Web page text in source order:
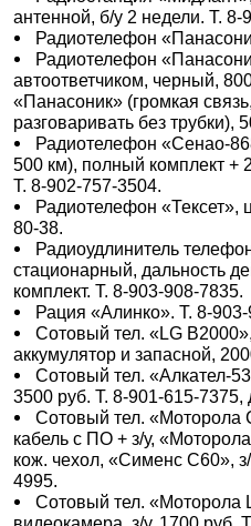
антенной, б/у 2 недели. Т. 8-
Радиотелефон
Радиотелефон
автоответчиком, черный,
«Панасоник» (громкая
разговаривать без трубки),
Радиотелефон «Сенао-
500 км), полный комплект +
Т. 8-902-757-3504.
Радиотелефон «Тексет»,
80-38.
Радиоудлинитель
стационарный, дальность
комплект. Т. 8-903-908-7835.
Рация «Алинко». Т. 8-
Сотовый тел. «LG
аккумулятор и запасной,
Сотовый тел. «Алкател-
3500 руб. Т. 8-901-615-
Сотовый тел. «Моторола
кабель с ПО + з/у,
кож. чехол, «Сименс С60»,
4995.
Сотовый тел. «Моторола